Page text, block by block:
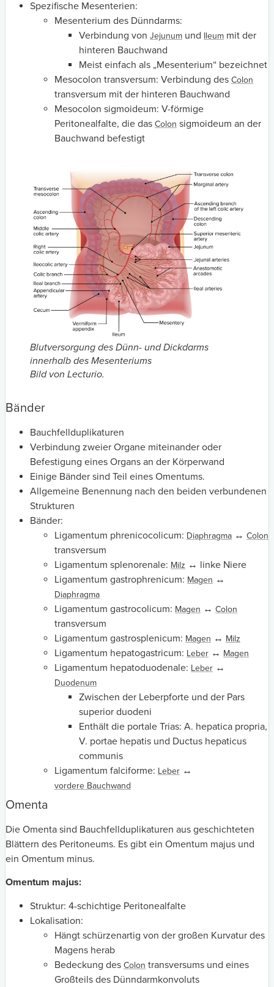
Spezifische Mesenterien:
Mesenterium des Dünndarms:
Verbindung von Jejunum und Ileum mit der
hinteren Bauchwand
Meist einfach als „Mesenterium“ bezeichnet
Mesocolon transversum: Verbindung des Colon
transversum mit der hinteren Bauchwand
Mesocolon sigmoideum: V-förmige
Peritonealfalte, die das Colon sigmoideum an der
Bauchwand befestigt
Blutversorgung des Dünn- und Dickdarms
innerhalb des Mesenteriums
Bild von Lecturio.
Bänder
Bauchfellduplikaturen
Verbindung zweier Organe miteinander oder
Befestigung eines Organs an der Körperwand
Einige Bänder sind Teil eines Omentums.
Allgemeine Benennung nach den beiden verbundenen
Strukturen
Bänder:
Ligamentum phrenicocolicum: Diaphragma ↔ Colon
transversum
Ligamentum splenorenale: Milz ↔ linke Niere
Ligamentum gastrophrenicum: Magen ↔
Diaphragma
Ligamentum gastrocolicum: Magen ↔ Colon
transversum
Ligamentum gastrosplenicum: Magen ↔ Milz
Ligamentum hepatogastricum: Leber ↔ Magen
Ligamentum hepatoduodenale: Leber ↔
Duodenum
Zwischen der Leberpforte und der Pars
superior duodeni
Enthält die portale Trias: A. hepatica propria,
V. portae hepatis und Ductus hepaticus
communis
Ligamentum falciforme: Leber ↔
vordere Bauchwand
Omenta
Die Omenta sind Bauchfellduplikaturen aus geschichteten
Blättern des Peritoneums. Es gibt ein Omentum majus und
ein Omentum minus.
Omentum majus:
Struktur: 4-schichtige Peritonealfalte
Lokalisation:
Hängt schürzenartig von der großen Kurvatur des
Magens herab
Bedeckung des Colon transversums und eines
Großteils des Dünndarmkonvoluts